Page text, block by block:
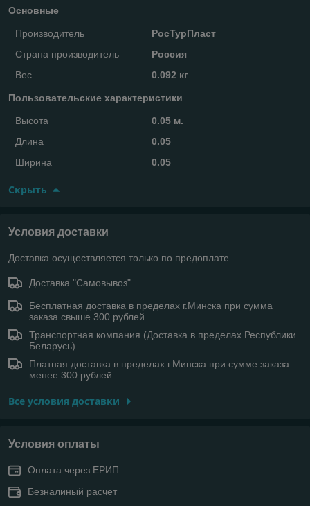
Основные
Производитель
РосТурПласт
Страна производитель
Россия
Вес
0.092 кг
Пользовательские характеристики
Высота
0.05 м.
Длина
0.05
Ширина
0.05
Скрыть
Условия доставки
Доставка осуществляется только по предоплате.
Доставка "Самовывоз"
Бесплатная доставка в пределах г.Минска при сумма
заказа свыше 300 рублей
Транспортная компания (Доставка в пределах Республики
Беларусь)
Платная доставка в пределах г.Минска при сумме заказа
менее 300 рублей.
Все условия доставки
Условия оплаты
Оплата через ЕРИП
Безналиный расчет